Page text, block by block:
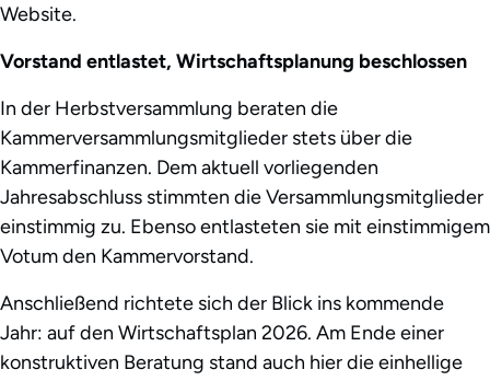
Website.
Vorstand entlastet, Wirtschaftsplanung beschlossen
In der Herbstversammlung beraten die
Kammerversammlungsmitglieder stets über die
Kammerfinanzen. Dem aktuell vorliegenden
Jahresabschluss stimmten die Versammlungsmitglieder
einstimmig zu. Ebenso entlasteten sie mit einstimmigem
Votum den Kammervorstand.
Anschließend richtete sich der Blick ins kommende
Jahr: auf den Wirtschaftsplan 2026. Am Ende einer
konstruktiven Beratung stand auch hier die einhellige